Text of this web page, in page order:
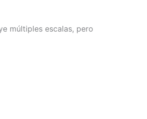
múltiples escalas, pero